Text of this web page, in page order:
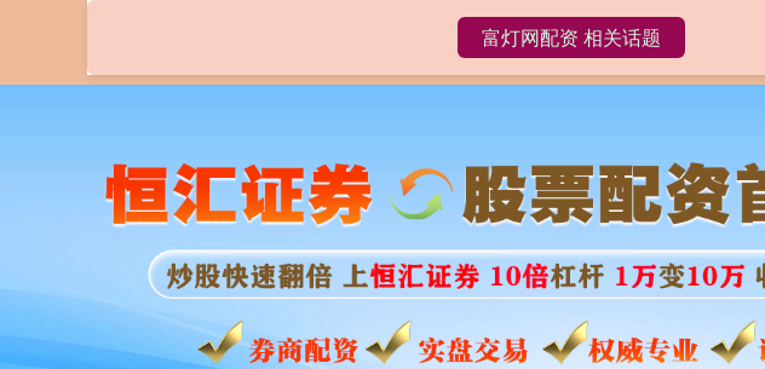
富灯网配资 富灯网配资
富灯网配资 相关话题